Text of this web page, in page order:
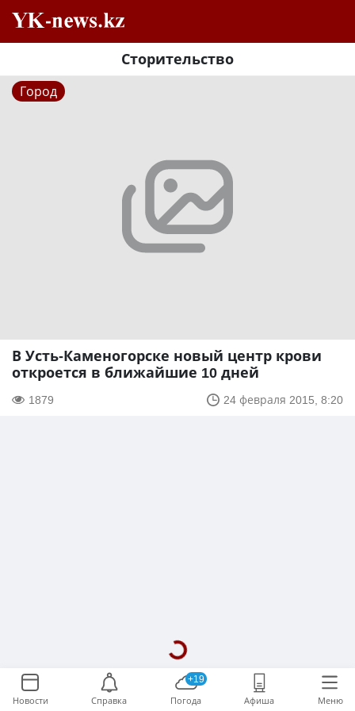
Сторительство
Город
В Усть-Каменогорске новый центр крови
откроется в ближайшие 10 дней
1879 24 февраля 2015, 8:20
Новости Справка
+19
Погода Афиша Меню